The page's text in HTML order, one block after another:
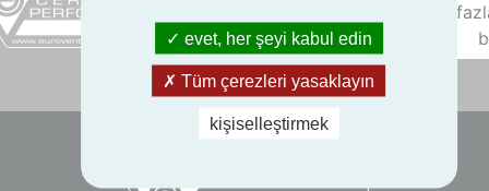
evet, her şeyi kabul edin
Tüm çerezleri yasaklayın
kişiselleştirmek